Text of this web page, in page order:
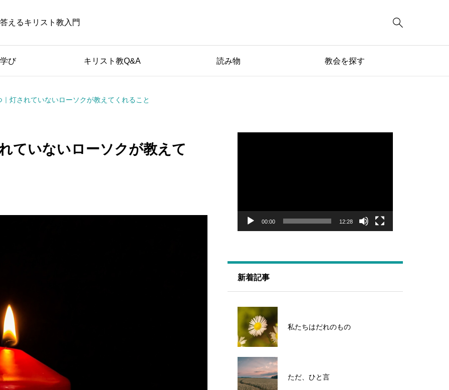
えるキリスト教入門 
び キリスト教Q&A 読み物 教会を探す
灯されていないローソクが教えてくれること
ていないローソクが教えて
ー
00:00 12:28
新着記事
私たちはだれのもの
ただ、ひと言